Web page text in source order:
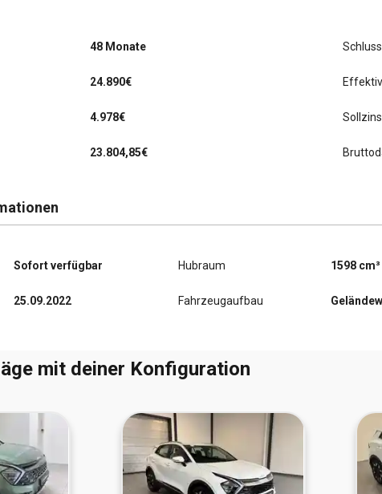
48 Monate
24.890€
4.978€
23.804,85€
Sofort verfügbar
25.09.2022
Hubraum 1598 cm³
Fahrzeugaufbau
mit deiner Konfiguration